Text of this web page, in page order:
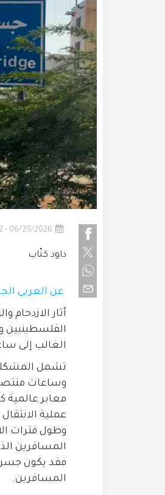
06/29/2026 - 11:22
داود كتّاب
عن العربي
أثار
الفلسطينيين
الغالب إلى
تشمل
وساعات منتصف
معابر عالمية
عملية
وطول فترات
المسافرين
فقد يكون جسر
المسافرين.